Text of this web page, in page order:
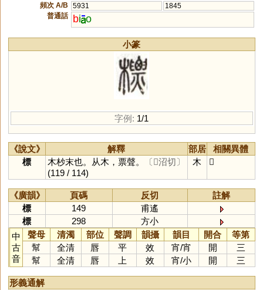
頻次 A/B
5931
1845
普通話
bi o
小篆
字例: 1/1
《說文》 解釋 部居
相關異體
標
木杪末也。从木，票聲。
〔𢾭沼切〕
(119 / 114)
木 𣠙
《廣韻》 頁碼 反切
註解
標
149
甫遙
標
298
方小
中
古
音
聲母 清濁 部位 聲調 韻攝 韻目 開合
等第
幫
全清 唇 平 效 宵/宵 開
三
幫
全清 唇 上 效 宵/小 開 三
形義通解